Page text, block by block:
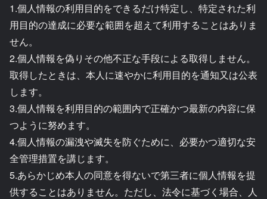
1.個人情報の利用目的をできるだけ特定し、特定された利
用目的の達成に必要な範囲を超えて利用することはありま
せん。
2.個人情報を偽りその他不正な手段による取得しません。
取得したときは、本人に速やかに利用目的を通知又は公表
します。
3.個人情報を利用目的の範囲内で正確かつ最新の内容に保
つように努めます。
4.個人情報の漏洩や滅失を防ぐために、必要かつ適切な安
全管理措置を講じます。
5.あらかじめ本人の同意を得ないで第三者に個人情報を提
供することはありません。ただし、法令に基づく場合、人